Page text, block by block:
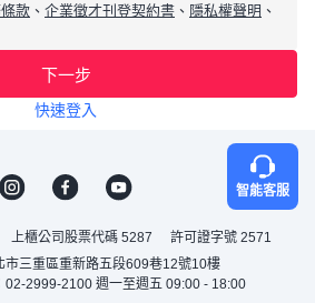
款 、 企業徵才刊登契約書 、 隱私權聲明 、
下一步
快速登入
智能客服
上櫃公司股票代碼 5287
許可證字號 2571
市三重區重新路五段609巷12號10樓
02-2999-2100 週一至週五 09:00 - 18:00